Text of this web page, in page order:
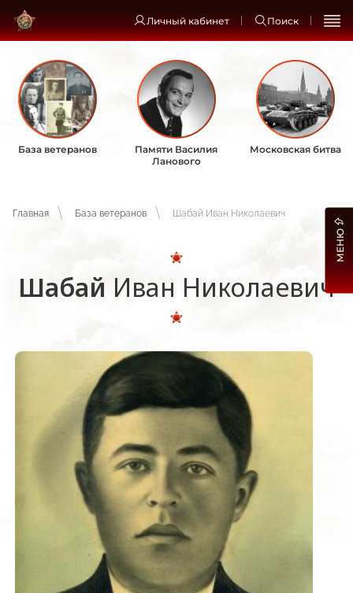
Личный кабинет Поиск
База ветеранов
Памяти Василия
Ланового
Московская битва
Главная База ветеранов Шабай Иван Николаевич
Шабай Иван Николаевич
МЕНЮ